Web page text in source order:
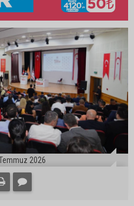
2026